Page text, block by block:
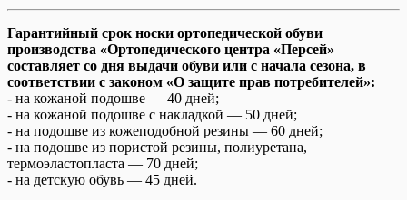
Гарантийный срок носки ортопедической обуви
производства «Ортопедического центра «Персей»
составляет со дня выдачи обуви или с начала сезона, в
соответствии с законом «О защите прав потребителей»:
- на кожаной подошве — 40 дней;
- на кожаной подошве с накладкой — 50 дней;
- на подошве из кожеподобной резины — 60 дней;
- на подошве из пористой резины, полиуретана,
термоэластопласта — 70 дней;
- на детскую обувь — 45 дней.